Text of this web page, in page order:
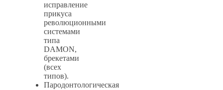
исправление
прикуса
революционными
системами
типа
DAMON,
брекетами
(всех
типов).
Пародонтологическая